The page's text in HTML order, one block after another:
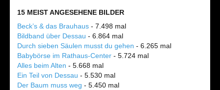
15 MEIST ANGESEHENE BILDER
Beck’s & das Brauhaus - 7.498 mal
Bildband über Dessau - 6.864 mal
Durch sieben Säulen musst du gehen - 6.265 mal
Babybörse im Rathaus-Center - 5.724 mal
Alles beim Alten - 5.668 mal
Ein Teil von Dessau - 5.530 mal
Der Baum muss weg - 5.450 mal